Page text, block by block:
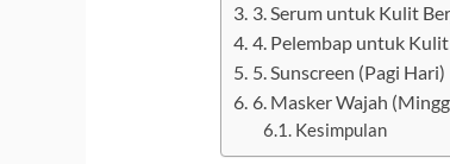
3. Serum untuk Kulit
4. Pelembap untuk Kulit
5. Sunscreen (Pagi Hari)
6. Masker Wajah
Kesimpulan